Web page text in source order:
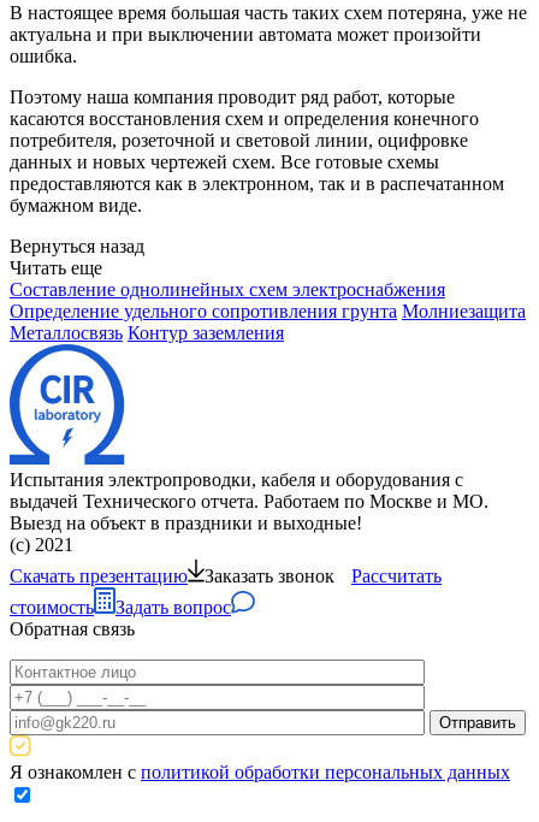
В настоящее время большая часть таких схем потеряна, уже не
актуальна и при выключении автомата может произойти
ошибка.
Поэтому наша компания проводит ряд работ, которые
касаются восстановления схем и определения конечного
потребителя, розеточной и световой линии, оцифровке
данных и новых чертежей схем. Все готовые схемы
предоставляются как в электронном, так и в распечатанном
бумажном виде.
Вернуться назад
Читать еще
Составление однолинейных схем электроснабжения
Определение удельного сопротивления грунта Молниезащита
Металлосвязь Контур заземления
Испытания электропроводки, кабеля и оборудования с
выдачей Технического отчета. Работаем по Москве и МО.
Выезд на объект в праздники и выходные!
(с) 2021
Скачать презентацию
Заказать звонок
Рассчитать
стоимость
Задать вопрос
Обратная связь
Я ознакомлен с политикой обработки персональных данных